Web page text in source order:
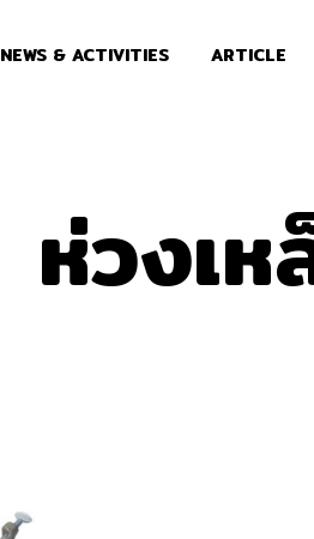
NEWS & ACTIVITIES ARTICLE
ห่วงเห